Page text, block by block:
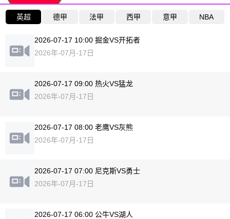
英超 德甲 法甲 西甲 意甲 NBA
2026-07-17 10:00 掘金VS开拓者
2026年-07月-17日
2026-07-17 09:00 热火VS猛龙
2026年-07月-17日
2026-07-17 08:00 老鹰VS灰熊
2026年-07月-17日
2026-07-17 07:00 尼克斯VS勇士
2026年-07月-17日
2026-07-17 06:00 公牛VS湖人